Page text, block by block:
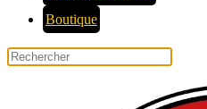
Boutique